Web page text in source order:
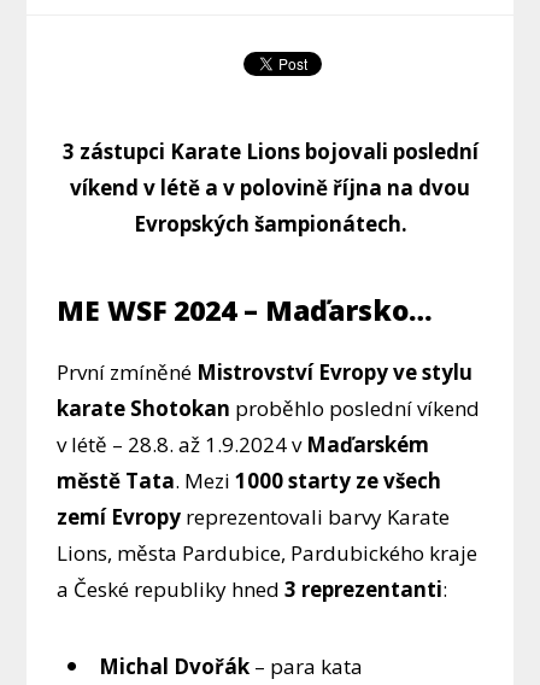
3 zástupci Karate Lions bojovali poslední
víkend v létě a v polovině října na dvou
Evropských šampionátech.
ME WSF 2024 – Maďarsko…
První zmíněné Mistrovství Evropy ve stylu
karate Shotokan proběhlo poslední víkend
v létě – 28.8. až 1.9.2024 v Maďarském
městě Tata. Mezi1000 starty ze všech
zemí Evropy reprezentovali barvy Karate
Lions, města Pardubice, Pardubického kraje
a České republiky hned3 reprezentanti:
Michal Dvořák – para kata